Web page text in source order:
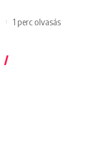
1 perc olvasás